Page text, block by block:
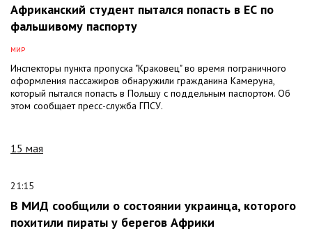
Африканский студент пытался попасть в ЕС по
фальшивому паспорту
МИР
Инспекторы пункта пропуска "Краковец" во время пограничного
оформления пассажиров обнаружили гражданина Камеруна,
который пытался попасть в Польшу с поддельным паспортом. Об
этом сообщает пресс-служба ГПСУ.
15 мая
21:15
В МИД сообщили о состоянии украинца, которого
похитили пираты у берегов Африки